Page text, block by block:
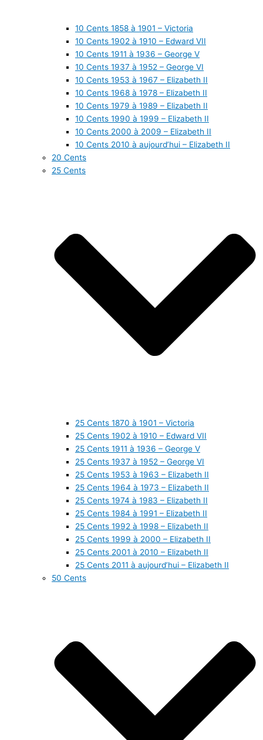
10 Cents 1858 à 1901 – Victoria
10 Cents 1902 à 1910 – Edward VII
10 Cents 1911 à 1936 – George V
10 Cents 1937 à 1952 – George VI
10 Cents 1953 à 1967 – Elizabeth II
10 Cents 1968 à 1978 – Elizabeth II
10 Cents 1979 à 1989 – Elizabeth II
10 Cents 1990 à 1999 – Elizabeth II
10 Cents 2000 à 2009 – Elizabeth II
10 Cents 2010 à aujourd’hui – Elizabeth II
20 Cents
25 Cents
25 Cents 1870 à 1901 – Victoria
25 Cents 1902 à 1910 – Edward VII
25 Cents 1911 à 1936 – George V
25 Cents 1937 à 1952 – George VI
25 Cents 1953 à 1963 – Elizabeth II
25 Cents 1964 à 1973 – Elizabeth II
25 Cents 1974 à 1983 – Elizabeth II
25 Cents 1984 à 1991 – Elizabeth II
25 Cents 1992 à 1998 – Elizabeth II
25 Cents 1999 à 2000 – Elizabeth II
25 Cents 2001 à 2010 – Elizabeth II
25 Cents 2011 à aujourd’hui – Elizabeth II
50 Cents